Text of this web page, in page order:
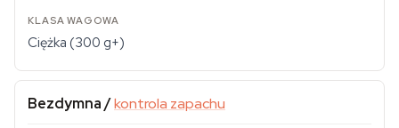
Ciężka (300 g+)
Bezdymna /kontrola zapachu